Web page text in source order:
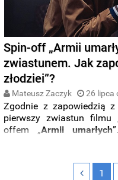
Spin-off „Armii
zwiastunem. Jak
złodziei”?
Mateusz Zaczyk 26 lipca
Zgodnie z zapowiedzią z
pierwszy zwiastun filmu
offem „Armii umarłych
1